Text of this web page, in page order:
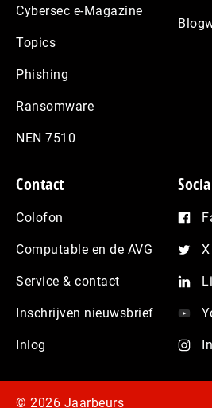
Cybersec e-Magazine
Topics
Phishing
Ransomware
NEN 7510
Contact
Colofon
Computable en de AVG
Service & contact
Inschrijven nieuwsbrief
Inlog
X
© 2026 Jaarbeurs